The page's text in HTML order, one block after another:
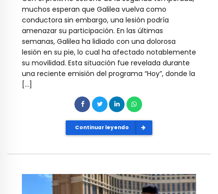
muchos esperan que Galilea vuelva como
conductora sin embargo, una lesión podría
amenazar su participación. En las últimas
semanas, Galilea ha lidiado con una dolorosa
lesión en su pie, lo cual ha afectado notablemente
su movilidad. Esta situación fue revelada durante
una reciente emisión del programa “Hoy”, donde la
[…]
Continuar leyendo